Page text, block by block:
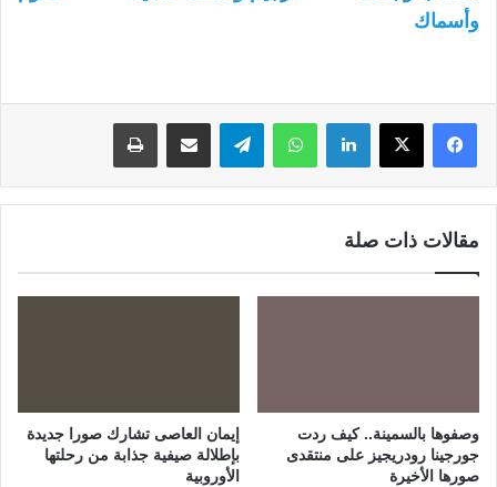
وأسماك
لينكدإن واتساب
مقالات ذات صلة
وصفوها بالسمينة.. كيف ردت
جورجينا رودريجيز على منتقدى
صورها الأخيرة
إيمان العاصى تشارك صورا جديدة
بإطلالة صيفية جذابة من رحلتها
الأوروبية